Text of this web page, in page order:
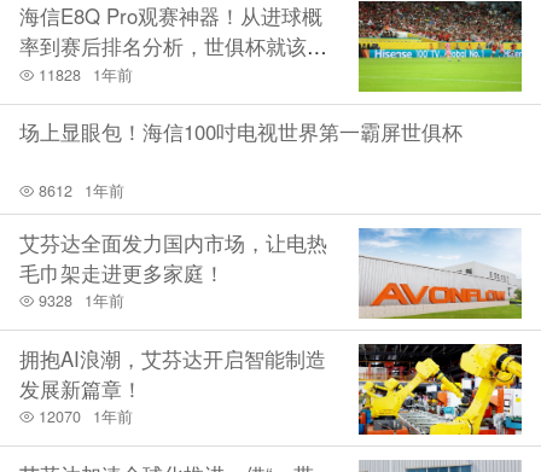
海信E8Q Pro观赛神器！从进球概
率到赛后排名分析，世俱杯就该这
么看11828 1年前
场上显眼包！海信100吋电视世界第一霸屏世俱杯
8612 1年前
艾芬达全面发力国内市场，让电热
毛巾架走进更多家庭！
9328 1年前
拥抱AI浪潮，艾芬达开启智能制造
发展新篇章！
12070 1年前